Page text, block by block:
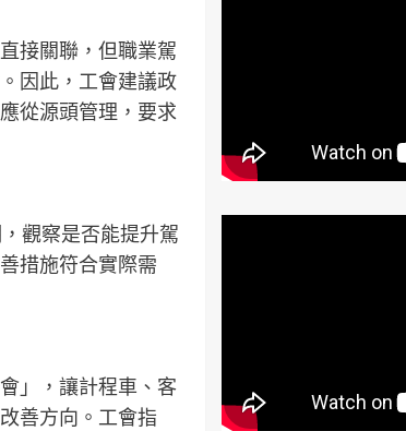
接關聯，但職業駕
因此，工會建議政
從源頭管理，要求
觀察是否能提升駕
措施符合實際需
」，讓計程車、客
善方向。工會指